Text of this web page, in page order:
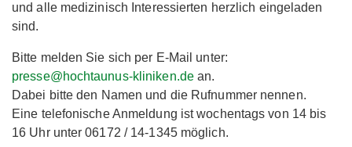
und alle medizinisch Interessierten herzlich eingeladen
sind.
Bitte melden Sie sich per E-Mail unter:
presse@hochtaunus-kliniken.dean.
Dabei bitte den Namen und die Rufnummer nennen.
Eine telefonische Anmeldung ist wochentags von 14 bis
16 Uhr unter 06172 / 14-1345 möglich.